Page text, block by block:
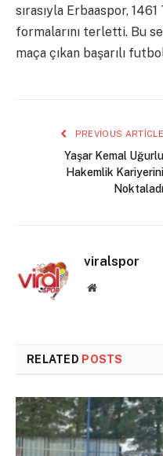
sırasıyla Erbaaspor,
formalarını terletti. Bu
maça çıkan başarılı
PREVIOUS ARTICLE
Yaşar Kemal Uğurlu
Hakemlik Kariyerini
Noktaladı
viralspor
Website
RELATED POSTS